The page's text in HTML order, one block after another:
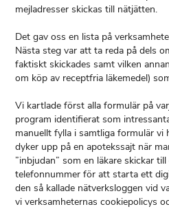
mejladresser skickas till nätjätten.
Det gav oss en lista på
Nästa steg var att ta reda på dels
faktiskt skickades samt vilken
om köp av receptfria läkemedel)
Vi kartlade först alla formulär på
program identifierat som
manuellt fylla i samtliga formulär
dyker upp på en apotekssajt när
”inbjudan” som en läkare skickar
telefonnummer för att starta ett
den så kallade nätverksloggen vid
vi verksamheternas cookiepolicys